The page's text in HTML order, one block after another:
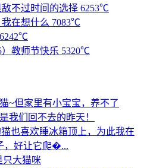
不过时间的选择 6253℃
在想什么 7083℃
6242℃
教师节快乐 5320℃
~但家里有小宝宝，养不了
我们回不去的昨天！
猫也喜欢睡冰箱顶上，为此我在
，好让它爬�...
只大猫咪